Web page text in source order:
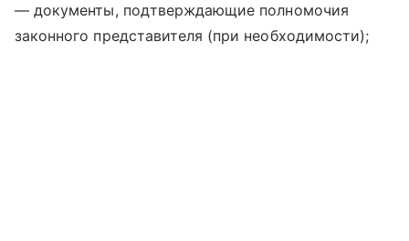
— документы, подтверждающие полномочия
законного представителя (при необходимости);